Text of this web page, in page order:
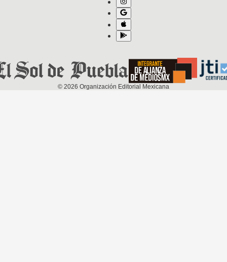
© 2026 Organización Editorial Mexicana